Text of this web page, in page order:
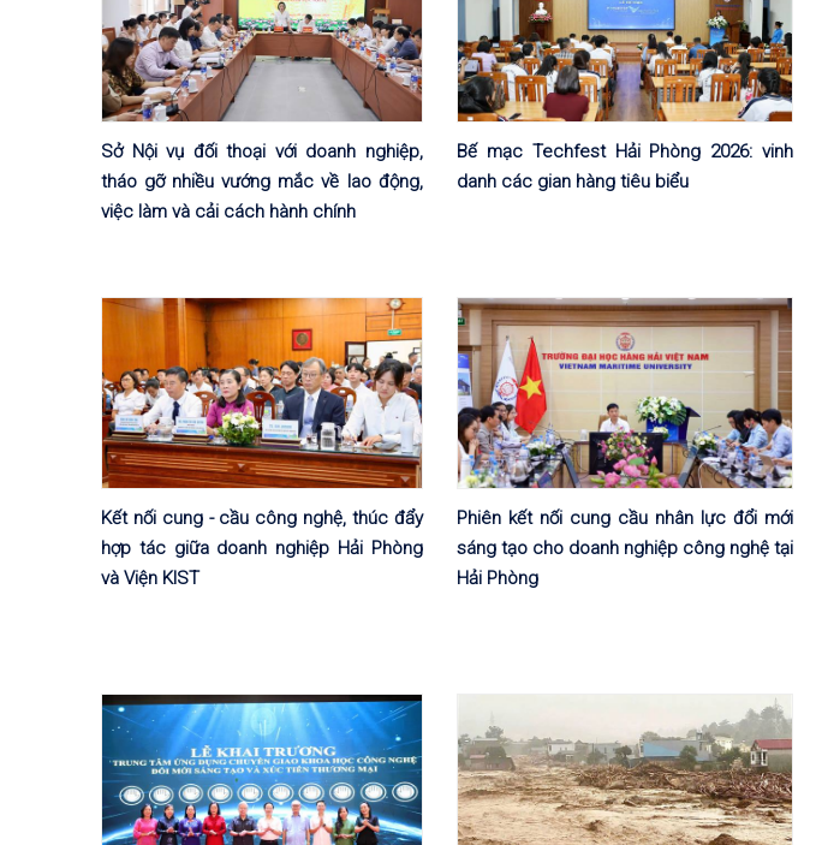
Sở Nội vụ đối thoại với doanh nghiệp,
tháo gỡ nhiều vướng mắc về lao động,
việc làm và cải cách hành chính
Bế mạc Techfest Hải Phòng 2026: vinh
danh các gian hàng tiêu biểu
Kết nối cung - cầu công nghệ, thúc đẩy
hợp tác giữa doanh nghiệp Hải Phòng
và Viện KIST
Phiên kết nối cung cầu nhân lực đổi mới
sáng tạo cho doanh nghiệp công nghệ tại
Hải Phòng